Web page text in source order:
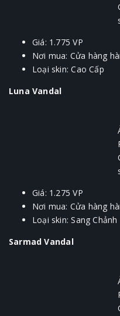
Giá: 1.775 VP
Nơi mua: Cửa hàng
Loại skin: Cao Cấp
Luna Vandal
Giá: 1.275 VP
Nơi mua: Cửa hàng
Loại skin: Sang Chảnh
Sarmad Vandal